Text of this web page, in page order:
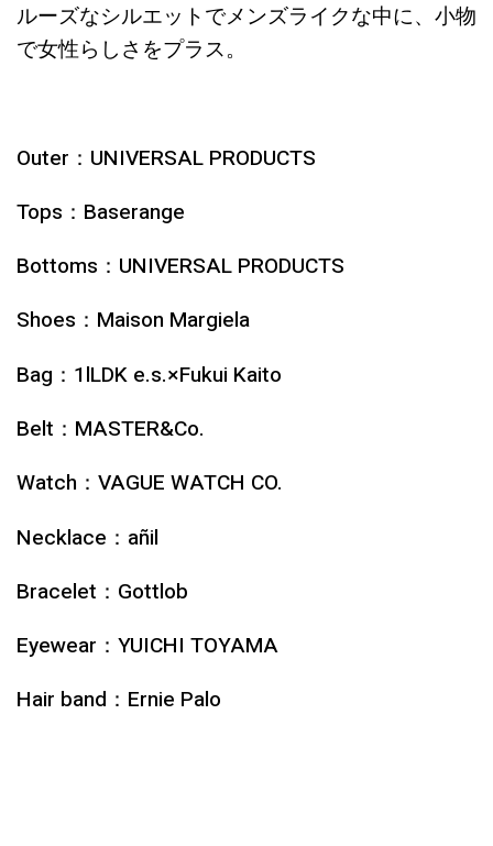
ルーズなシルエットでメンズライクな中に、小物
で女性らしさをプラス。
Outer：UNIVERSAL PRODUCTS
Tops：Baserange
Bottoms：UNIVERSAL PRODUCTS
Shoes：Maison Margiela
Bag：1lLDK e.s.×Fukui Kaito
Belt：MASTER&Co.
Watch：VAGUE WATCH CO.
Necklace：añil
Bracelet：Gottlob
Eyewear：YUICHI TOYAMA
Hair band：Ernie Palo